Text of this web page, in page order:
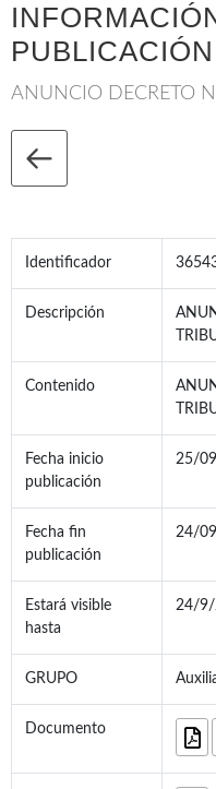
PUBLICACIÓN
ANUNCIO DECRETO
Identificador
Descripción
Contenido
Fecha inicio
publicación
25/
Fecha fin
publicación
24/
Estará visible
hasta
24/9/
GRUPO
Documento